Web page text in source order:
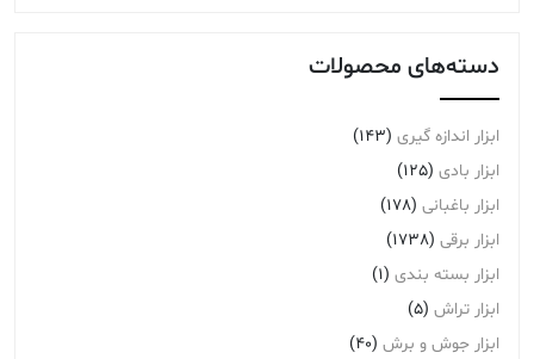
دسته‌های محصولات
ابزار اندازه گیری (143)
ابزار بادی (125)
ابزار باغبانی (178)
ابزار برقی (1738)
ابزار بسته بندی (1)
ابزار تراش (5)
ابزار جوش و برش (40)